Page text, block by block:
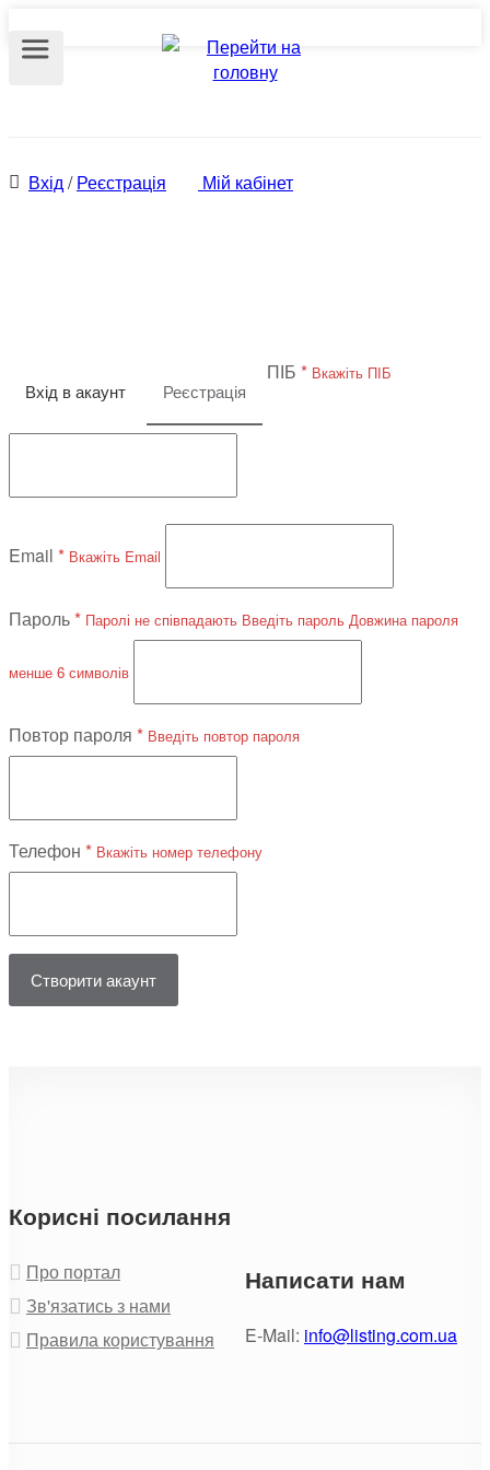
Вхід/Реєстрація Мій кабінет
Вхід в акаунт Реєстрація
ПІБ * Вкажіть ПІБ
Email * Вкажіть Email
Пароль* Паролі не співпадають Введіть пароль Довжина пароля
менше 6 символів
Повтор пароля * Введіть повтор пароля
Телефон * Вкажіть номер телефону
Створити акаунт
Корисні посилання
Про портал
Зв'язатись з нами
Правила користування
Написати нам
E-Mail: info@listing.com.ua